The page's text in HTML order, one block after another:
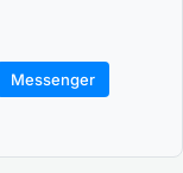
Messenger